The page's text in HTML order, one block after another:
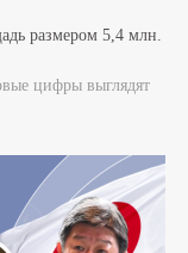
размером 5,4 млн.
цифры выглядят